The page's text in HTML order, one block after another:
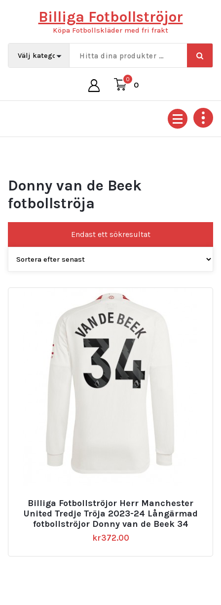
Billiga Fotbollströjor
Köpa Fotbollskläder med fri frakt
0
0
Donny van de Beek
fotbollströja
Endast ett sökresultat
Billiga Fotbollströjor Herr Manchester
United Tredje Tröja 2023-24 Långärmad
fotbollströjor Donny van de Beek 34
kr372.00